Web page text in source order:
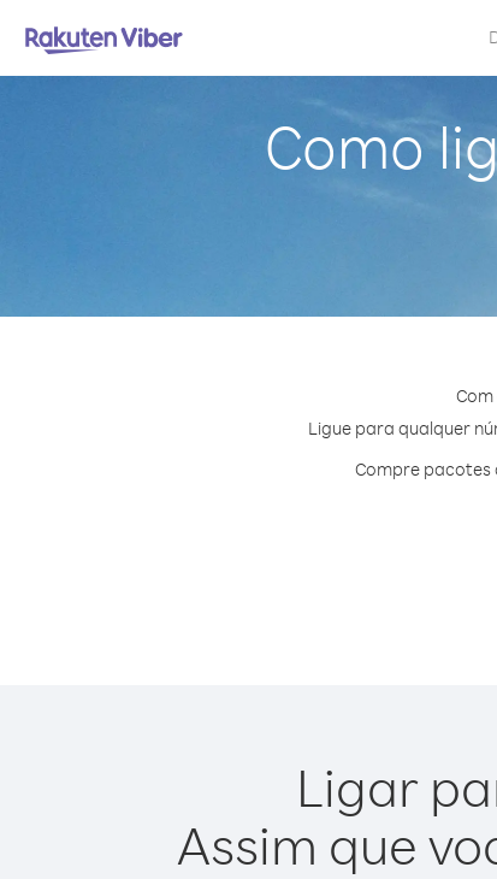
Como
Ligue para qualquer
Compre pacotes
Ligar
Assim que